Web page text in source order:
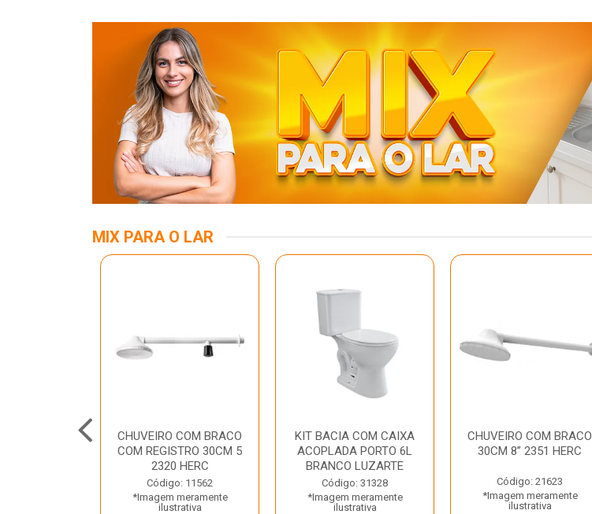
MIX PARA O LAR
CHUVEIRO COM BRACO
COM REGISTRO 30CM 5
2320 HERC
Código: 11562
*Imagem meramente
ilustrativa
KIT BACIA COM CAIXA
ACOPLADA PORTO 6L
BRANCO LUZARTE
Código: 31328
*Imagem meramente
ilustrativa
CHUVEIRO COM BRACO
30CM 8” 2351 HERC
Código: 21623
*Imagem meramente
ilustrativa